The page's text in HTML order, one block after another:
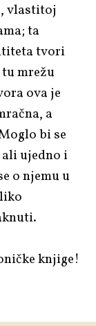
vlastitoj
ta
tvori
mrežu
ova je
a
bi se
ali ujedno i
o njemu u
knjige!